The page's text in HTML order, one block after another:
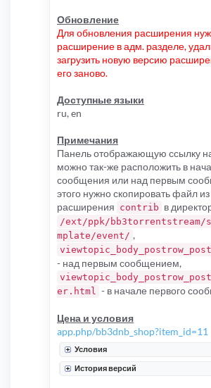
Обновление
Для обновления расширения
расширение в адм. разделе,
загрузить новую версию
его заново.
Доступные языки
ru, en
Примечания
Панель отображающую ссылку
можно так-же расположить в
сообщения или над первым
этого нужно скопировать файл
расширения contrib в
/ext/ppk/
mplate/event/ ,
- над первым сообщением,
er.html - в начале первого
Цена и условия
app.php/bb3dnb_shop?item_id=11
Условия
История версий